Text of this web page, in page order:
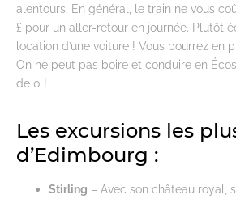
alentours. En général, le train ne vous
£ pour un aller-retour en journée. Plutôt
location d’une voiture ! Vous pourrez en
On ne peut pas boire et conduire en
de 0 !
Les excursions les
d’Edimbourg :
Stirling – Avec son château royal,